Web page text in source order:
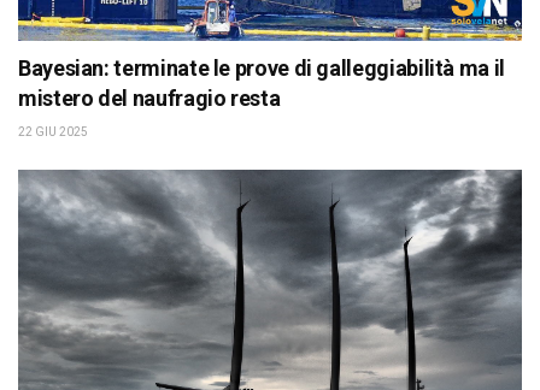
Bayesian: terminate le prove di galleggiabilità ma il
mistero del naufragio resta
22 GIU 2025